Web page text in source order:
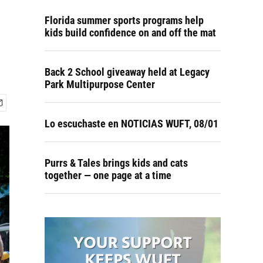
Florida summer sports programs help
kids build confidence on and off the mat
Back 2 School giveaway held at Legacy
Park Multipurpose Center
Lo escuchaste en NOTICIAS WUFT, 08/01
Purrs & Tales brings kids and cats
together — one page at a time